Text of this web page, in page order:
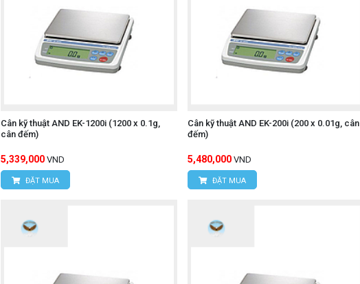
Cân kỹ thuật AND EK-1200i (1200 x 0.1g,
cân đếm)
5,339,000 VND
ĐẶT MUA
Cân kỹ thuật AND EK-200i (200 x 0.01g, cân
đếm)
5,480,000 VND
ĐẶT MUA